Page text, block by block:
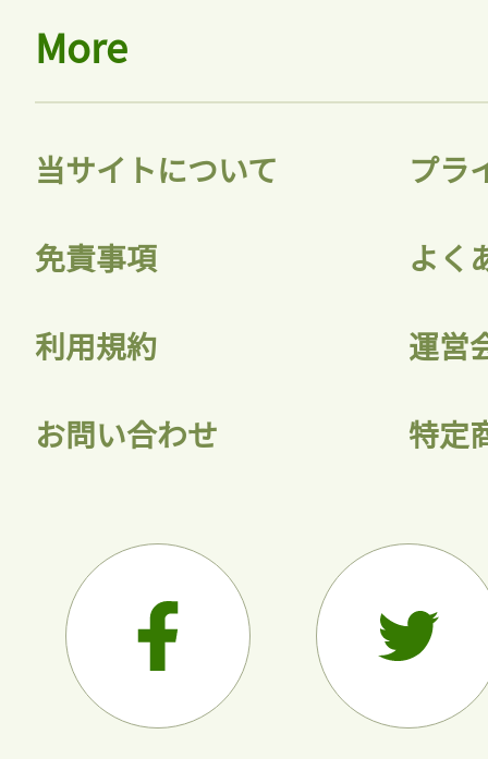
More
当サイトについて プラ
免責事項 よく
利用規約 運営
お問い合わせ 特定